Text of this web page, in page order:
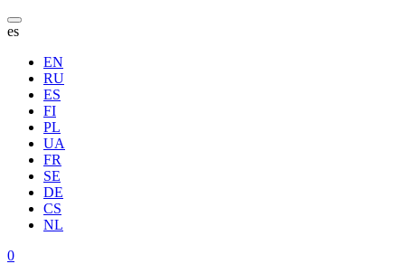
es
EN
RU
ES
FI
PL
UA
FR
SE
DE
CS
NL
0